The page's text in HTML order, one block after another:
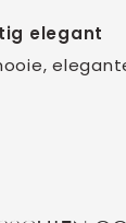
elegant